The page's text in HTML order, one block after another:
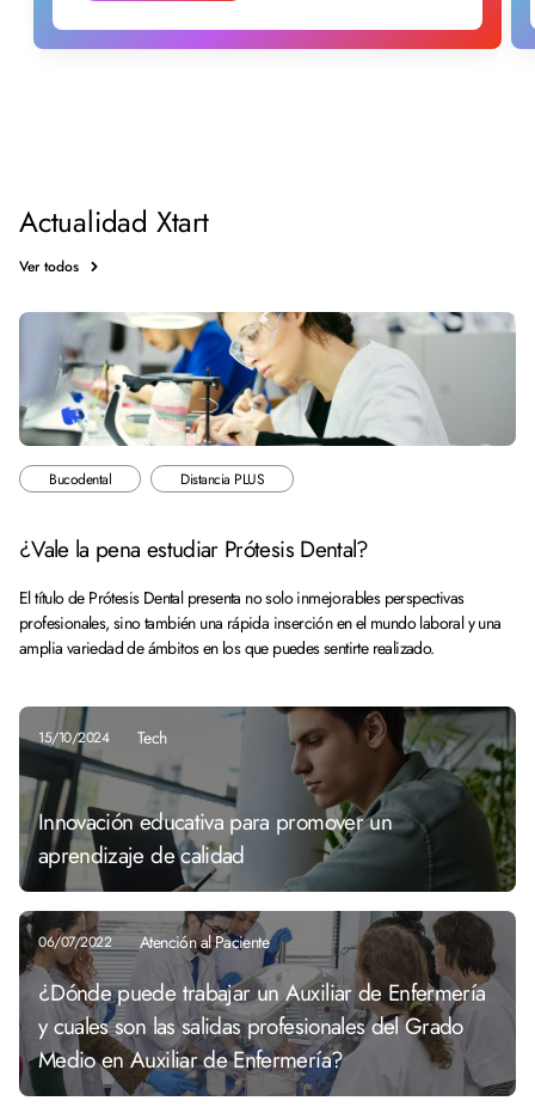
Actualidad Xtart
Ver todos
Bucodental Distancia PLUS
¿Vale la pena estudiar Prótesis Dental?
El título de Prótesis Dental presenta no solo inmejorables perspectivas
profesionales, sino también una rápida inserción en el mundo laboral y una
amplia variedad de ámbitos en los que puedes sentirte realizado.
15/10/2024 Tech
Innovación educativa para promover un
aprendizaje de calidad
06/07/2022 Atención al Paciente
¿Dónde puede trabajar un Auxiliar de Enfermería
y cuales son las salidas profesionales del Grado
Medio en Auxiliar de Enfermería?